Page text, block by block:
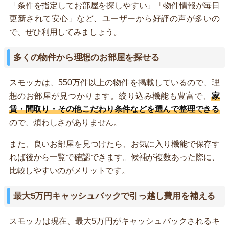
「条件を指定してお部屋を探しやすい」「物件情報が毎日
更新されて安心」など、ユーザーから好評の声が多いの
で、ぜひ利用してみましょう。
多くの物件から理想のお部屋を探せる
スモッカは、550万件以上の物件を掲載しているので、理
想のお部屋が見つかります。絞り込み機能も豊富で、家
賃・間取り・その他こだわり条件などを選んで整理できる
ので、煩わしさがありません。
また、良いお部屋を見つけたら、お気に入り機能で保存す
れば後から一覧で確認できます。候補が複数あった際に、
比較しやすいのがメリットです。
最大5万円キャッシュバックで引っ越し費用を補える
スモッカは現在、最大5万円がキャッシュバックされるキ